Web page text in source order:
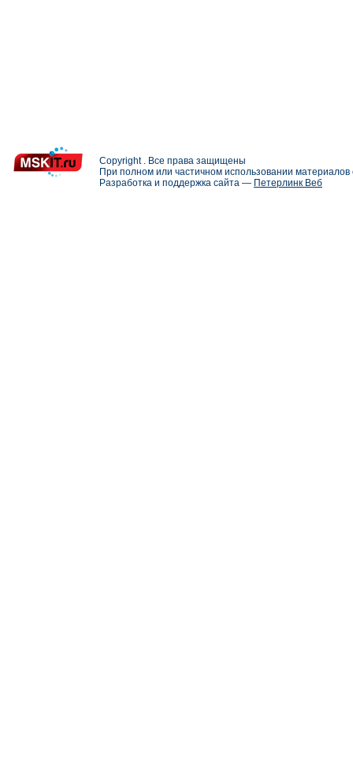
Copyright . Все права защищены
При полном или частичном использовании
Разработка и поддержка сайта — Петерлинк Веб